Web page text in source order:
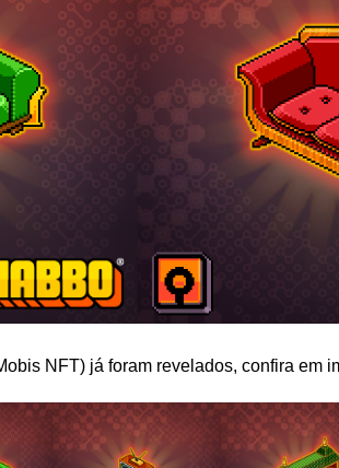
NFT) já foram revelados, confira em